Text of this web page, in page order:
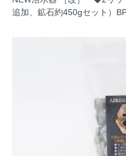
追加、鉱石約450gセット）